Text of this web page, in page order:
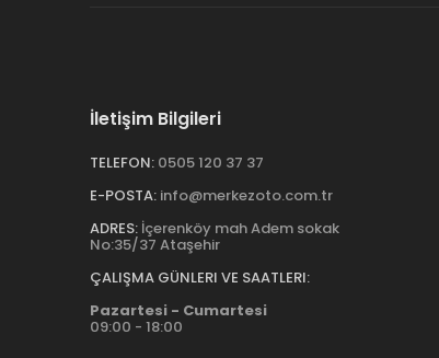
İletişim Bilgileri
TELEFON: 0505 120 37 37
E-POSTA: info@merkezoto.com.tr
ADRES: İçerenköy mah Adem sokak
No:35/37 Ataşehir
ÇALIŞMA GÜNLERI VE SAATLERI:
Pazartesi - Cumartesi
09:00 - 18:00